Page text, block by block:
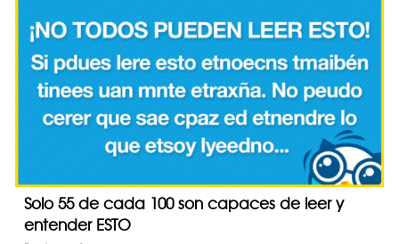
Solo 55 de cada 100 son capaces de leer y
entender ESTO